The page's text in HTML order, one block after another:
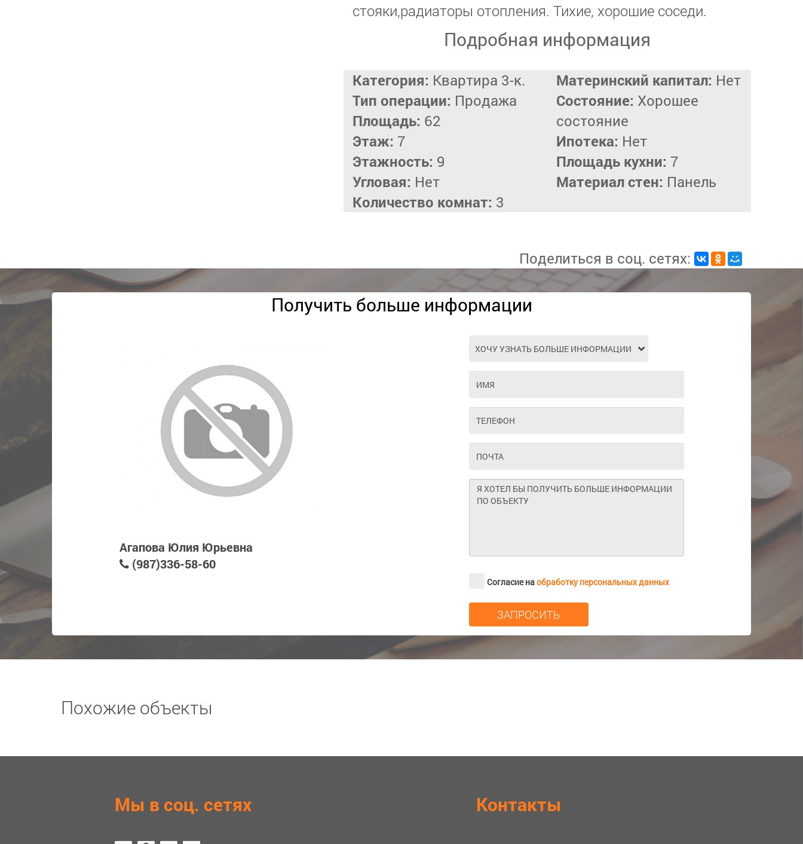
стояки,радиаторы отопления. Тихие, хорошие соседи.
Подробная информация
Категория: Квартира 3-к.
Тип операции: Продажа
Площадь: 62
Этаж: 7
Этажность: 9
Угловая: Нет
Количество комнат: 3
Материнский капитал: Нет
Состояние: Хорошее
состояние
Ипотека: Нет
Площадь кухни: 7
Материал стен: Панель
Поделиться в соц. сетях:
Получить больше информации
Агапова Юлия Юрьевна
(987)336-58-60
Согласие наобработку персональных данных
Похожие объекты
Мы в соц. сетях Контакты